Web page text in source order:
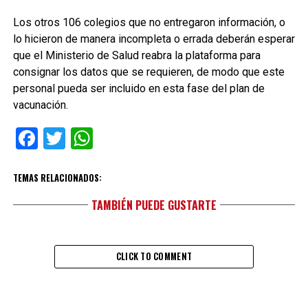
Los otros 106 colegios que no entregaron información, o
lo hicieron de manera incompleta o errada deberán esperar
que el Ministerio de Salud reabra la plataforma para
consignar los datos que se requieren, de modo que este
personal pueda ser incluido en esta fase del plan de
vacunación.
Facebook
TwitterWhatsApp
TEMAS RELACIONADOS:
TAMBIÉN PUEDE GUSTARTE
CLICK TO COMMENT